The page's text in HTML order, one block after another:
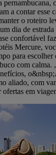
pernambucana,
a contar esse
o roteiro
dia de
confortável
Mercure,
para
com calma.
aliado, com
ofertas em